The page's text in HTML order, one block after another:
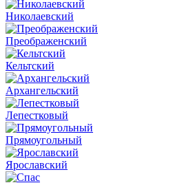
Николаевский
Преображенский
Кельтский
Архангельский
Лепестковый
Прямоугольный
Ярославский